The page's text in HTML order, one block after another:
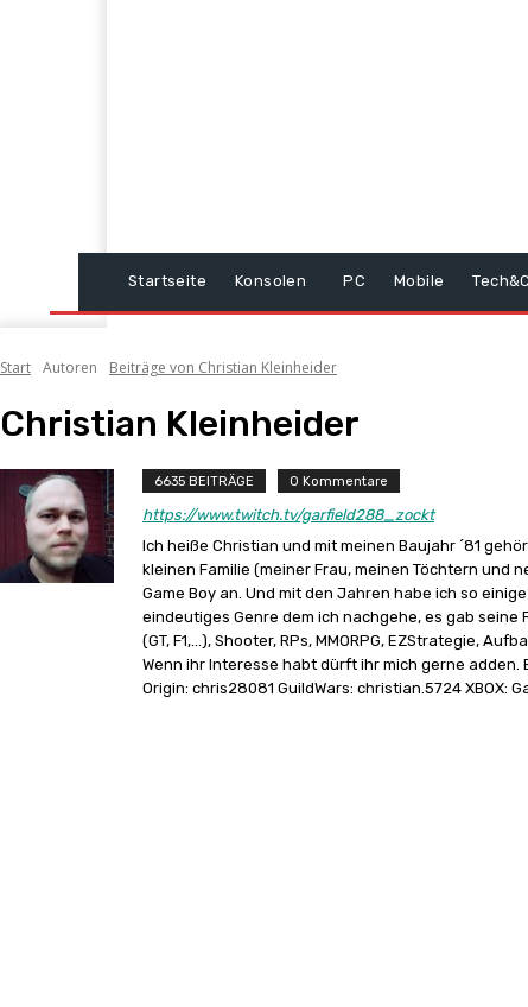
Startseite Konsolen PC Mobile
Start Autoren Beiträge von Christian Kleinheider
Christian Kleinheider
6635 BEITRÄGE 0 Kommentare
https://www.twitch.tv/garfield288_zockt
Ich heiße Christian und mit meinen Baujahr ´81
kleinen Familie (meiner Frau, meinen Töchtern und
Game Boy an. Und mit den Jahren habe ich so einige
eindeutiges Genre dem ich nachgehe, es gab seine
(GT, F1,...), Shooter, RPs, MMORPG, EZStrategie,
Wenn ihr Interesse habt dürft ihr mich gerne
Origin: chris28081 GuildWars: christian.5724 XBOX: